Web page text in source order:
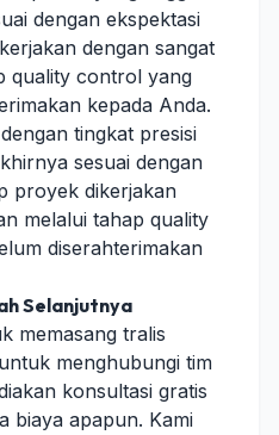
dengan ekspektasi
dengan sangat
quality control yang
kepada Anda.
tingkat presisi
sesuai dengan
proyek dikerjakan
melalui tahap quality
diserahterimakan
Selanjutnya
memasang tralis
menghubungi tim
konsultasi gratis
biaya apapun. Kami